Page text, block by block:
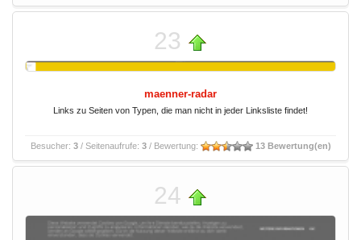
23
maenner-radar
Links zu Seiten von Typen, die man nicht in jeder Linksliste findet!
Besucher: 3/ Seitenaufrufe: 3/ Bewertung: 13 Bewertung(en)
24